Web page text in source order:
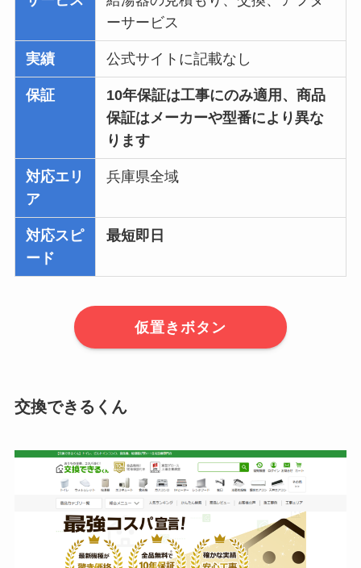
ーサービス
実績 公式サイトに記載なし
保証
10年保証は工事にのみ適用、商品
保証はメーカーや型番により異な
ります
対応エリ
ア
兵庫県全域
対応スピ
ード
最短即日
仮置きボタン
交換できるくん